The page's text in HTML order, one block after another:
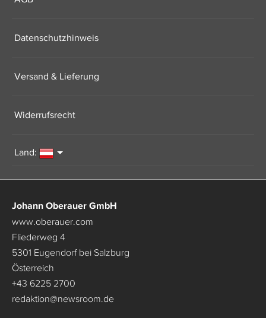
Datenschutzhinweis
Versand & Lieferung
Widerrufsrecht
Land:
Johann Oberauer GmbH
www.oberauer.com
Fliederweg 4
5301 Eugendorf bei Salzburg
Österreich
+43 6225 2700
redaktion@newsroom.de